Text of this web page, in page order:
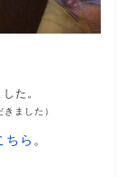
た。
ました）
ちら 。